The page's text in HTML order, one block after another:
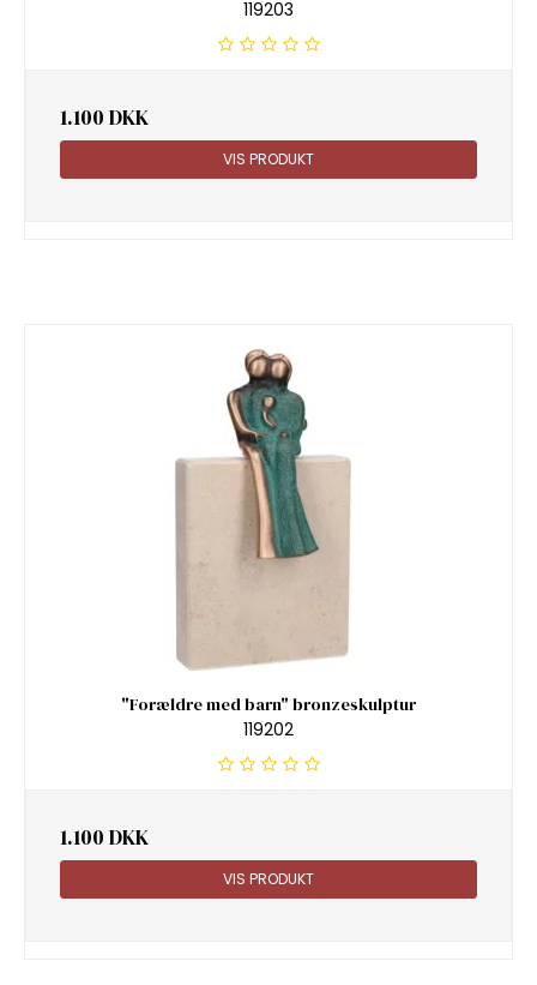
119203
1.100 DKK
VIS PRODUKT
"Forældre med barn" bronzeskulptur
119202
1.100 DKK
VIS PRODUKT